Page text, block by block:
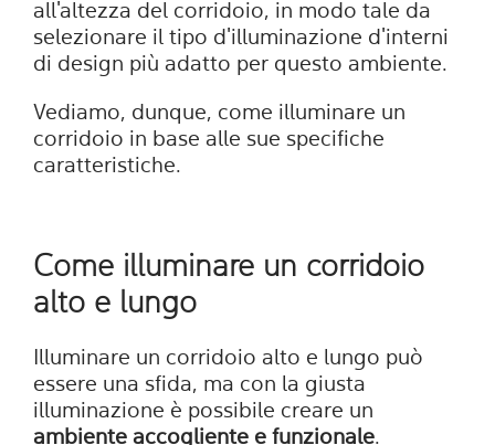
all'altezza del corridoio, in modo tale da
selezionare il tipo d'illuminazione d'interni
di design più adatto per questo ambiente.
Vediamo, dunque, come illuminare un
corridoio in base alle sue specifiche
caratteristiche.
Come illuminare un corridoio
alto e lungo
Illuminare un corridoio alto e lungo può
essere una sfida, ma con la giusta
illuminazione è possibile creare un
ambiente accogliente e funzionale.